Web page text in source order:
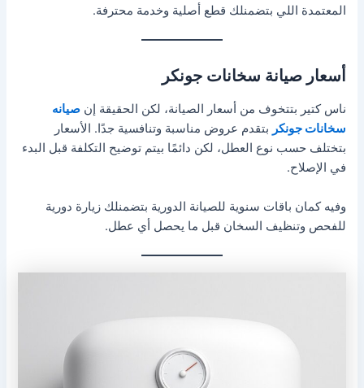
المعتمدة اللي بتضمنلك قطع أصلية وخدمة محترفة.
أسعار صيانة سخانات جونكر
ناس كتير بتتخوف من أسعار الصيانة، لكن الحقيقة إنصيانه
سخانات جونكر بتقدم عروض مناسبة وتنافسية جدًا. الأسعار
بتختلف حسب نوع العطل، لكن دائمًا بيتم توضيح التكلفة قبل البدء
في الإصلاح.
وفيه كمان باقات سنوية للصيانة الدورية بتضمنلك زيارة دورية
للفحص وتنظيف السخان قبل ما يحصل أي عطل.